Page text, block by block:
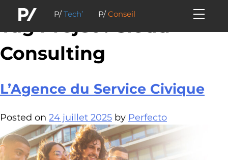
P/Tech’ P/Conseil
Tag Projet :Cloud
Consulting
L’Agence du Service Civique
Posted on 24 juillet 2025 by Perfecto